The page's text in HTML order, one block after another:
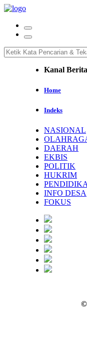
Kanal Berita
Home
Indeks
NASIONAL
DAERAH
EKBIS
POLITIK
HUKRIM
INFO DESA
FOKUS
©